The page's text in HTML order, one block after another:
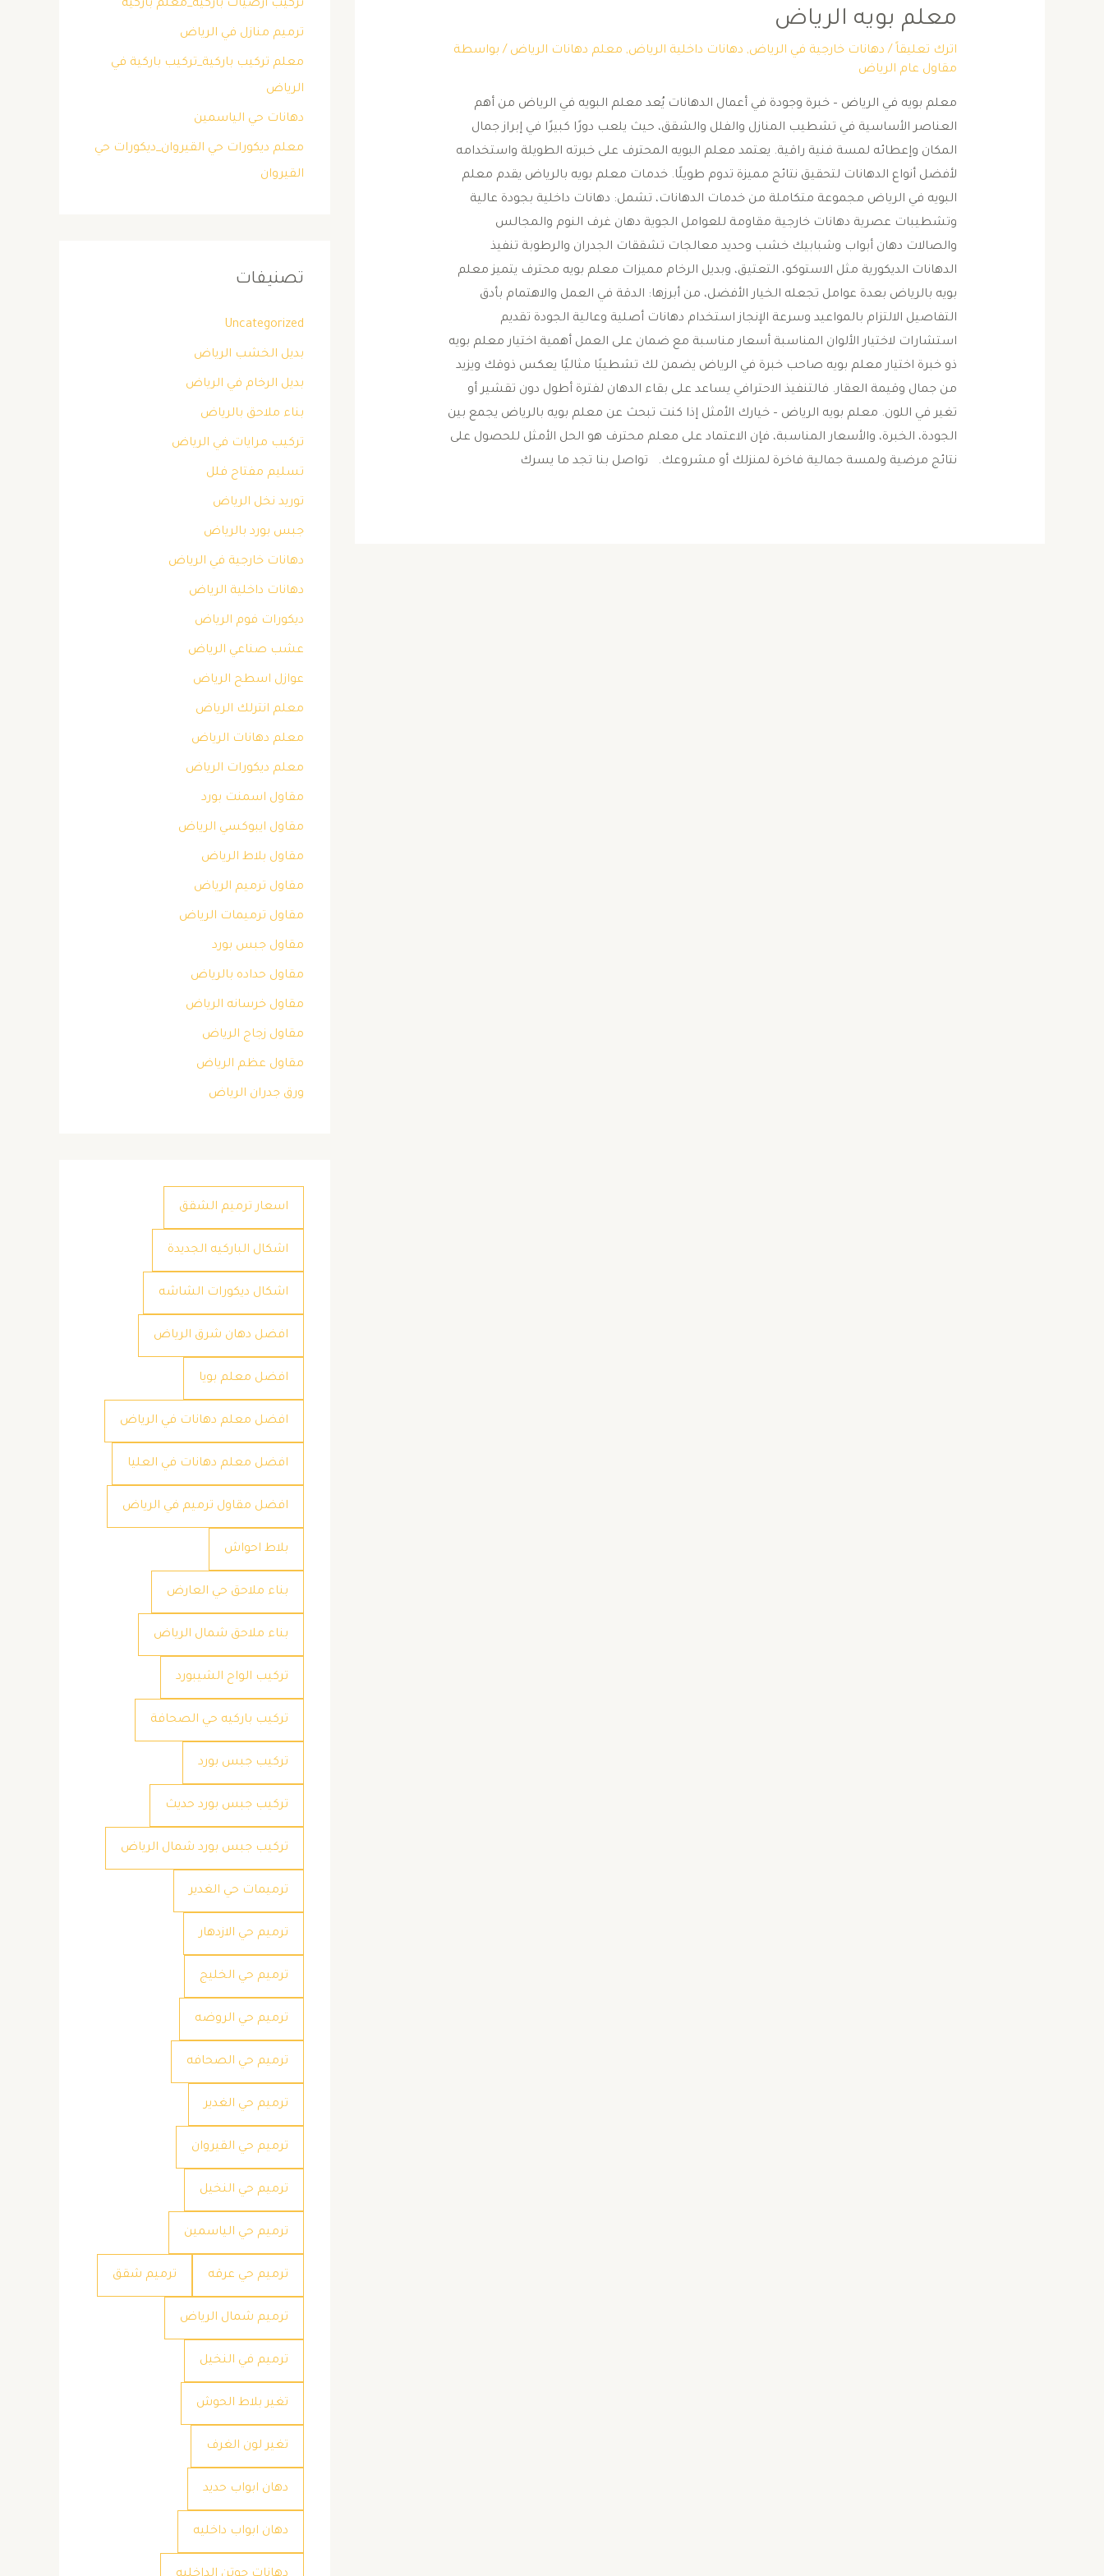
معلم بويه الرياض
اترك تعليقاً / دهانات خارجية في الرياض, دهانات داخلية الرياض, معلم دهانات الرياض / بواسطة
مقاول عام الرياض
معلم بويه في الرياض – خبرة وجودة في أعمال الدهانات يُعد معلم البويه في الرياض من أهم
العناصر الأساسية في تشطيب المنازل والفلل والشقق، حيث يلعب دورًا كبيرًا في إبراز جمال
المكان وإعطائه لمسة فنية راقية. يعتمد معلم البويه المحترف على خبرته الطويلة واستخدامه
لأفضل أنواع الدهانات لتحقيق نتائج مميزة تدوم طويلًا. خدمات معلم بويه بالرياض يقدم معلم
البويه في الرياض مجموعة متكاملة من خدمات الدهانات، تشمل: دهانات داخلية بجودة عالية
وتشطيبات عصرية دهانات خارجية مقاومة للعوامل الجوية دهان غرف النوم والمجالس
والصالات دهان أبواب وشبابيك خشب وحديد معالجات تشققات الجدران والرطوبة تنفيذ
الدهانات الديكورية مثل الاستوكو، التعتيق، وبديل الرخام مميزات معلم بويه محترف يتميز معلم
بويه بالرياض بعدة عوامل تجعله الخيار الأفضل، من أبرزها: الدقة في العمل والاهتمام بأدق
التفاصيل الالتزام بالمواعيد وسرعة الإنجاز استخدام دهانات أصلية وعالية الجودة تقديم
استشارات لاختيار الألوان المناسبة أسعار مناسبة مع ضمان على العمل أهمية اختيار معلم بويه
ذو خبرة اختيار معلم بويه صاحب خبرة في الرياض يضمن لك تشطيبًا مثاليًا يعكس ذوقك ويزيد
من جمال وقيمة العقار. فالتنفيذ الاحترافي يساعد على بقاء الدهان لفترة أطول دون تقشير أو
تغير في اللون. معلم بويه الرياض – خيارك الأمثل إذا كنت تبحث عن معلم بويه بالرياض يجمع بين
الجودة، الخبرة، والأسعار المناسبة، فإن الاعتماد على معلم محترف هو الحل الأمثل للحصول على
نتائج مرضية ولمسة جمالية فاخرة لمنزلك أو مشروعك. تواصل بنا تجد ما يسرك
تركيب ارضيات باركية_معلم باركية
ترميم منازل في الرياض
معلم تركيب باركية_تركيب باركية في
الرياض
دهانات حي الياسمين
معلم ديكورات حي القيروان_ديكورات حي
القيروان
تصنيفات
Uncategorized
بديل الخشب الرياض
بديل الرخام في الرياض
بناء ملاحق بالرياض
تركيب مرايات في الرياض
تسليم مفتاح فلل
توريد نخل الرياض
جبس بورد بالرياض
دهانات خارجية في الرياض
دهانات داخلية الرياض
ديكورات فوم الرياض
عشب صناعي الرياض
عوازل اسطح الرياض
معلم انترلك الرياض
معلم دهانات الرياض
معلم ديكورات الرياض
مقاول اسمنت بورد
مقاول ايبوكسي الرياض
مقاول بلاط الرياض
مقاول ترميم الرياض
مقاول ترميمات الرياض
مقاول جبس بورد
مقاول حداده بالرياض
مقاول خرسانه الرياض
مقاول زجاج الرياض
مقاول عظم الرياض
ورق جدران الرياض
اسعار ترميم الشقق
اشكال الباركيه الجديدة
اشكال ديكورات الشاشه
افضل دهان شرق الرياض
افضل معلم بويا
افضل معلم دهانات في الرياض
افضل معلم دهانات في العليا
افضل مقاول ترميم في الرياض
بلاط احواش
بناء ملاحق حي العارض
بناء ملاحق شمال الرياض
تركيب الواح الشيبورد
تركيب باركيه حي الصحافة
تركيب جبس بورد
تركيب جبس بورد حديث
تركيب جبس بورد شمال الرياض
ترميمات حي الغدير
ترميم حي الازدهار
ترميم حي الخليج
ترميم حي الروضه
ترميم حي الصحافه
ترميم حي الغدير
ترميم حي القيروان
ترميم حي النخيل
ترميم حي الياسمين
ترميم حي عرقه ترميم شقق
ترميم شمال الرياض
ترميم في النخيل
تغير بلاط الحوش
تغير لون الغرف
دهان ابواب حديد
دهان ابواب داخليه